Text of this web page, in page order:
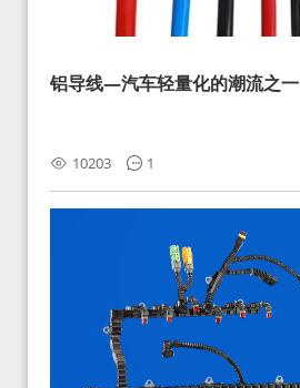
铝导线—汽车轻量化的潮流之一
10203 1